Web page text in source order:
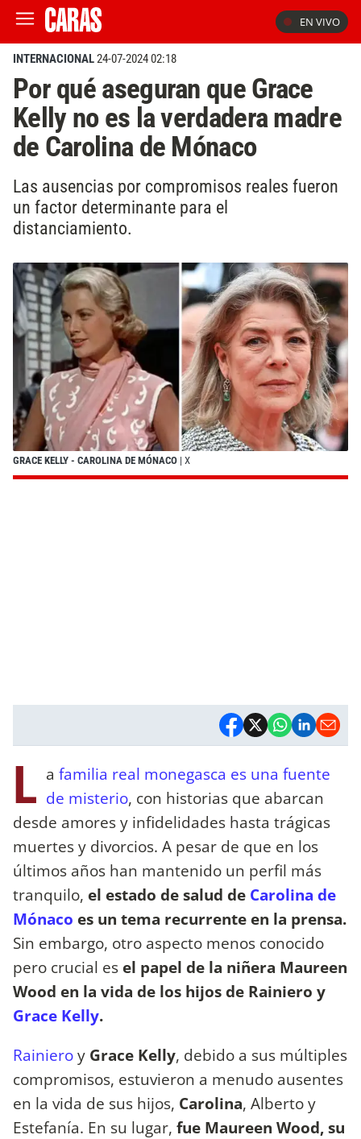
EN VIVO
INTERNACIONAL24-07-2024 02:18
Por qué aseguran que Grace
Kelly no es la verdadera madre
de Carolina de Mónaco
Las ausencias por compromisos reales fueron
un factor determinante para el
distanciamiento.
GRACE KELLY - CAROLINA DE MÓNACO | X
L a familia real monegasca es una fuente
de misterio, con historias que abarcan
desde amores y infidelidades hasta trágicas
muertes y divorcios. A pesar de que en los
últimos años han mantenido un perfil más
tranquilo, el estado de salud de Carolina de
Mónaco es un tema recurrente en la prensa.
Sin embargo, otro aspecto menos conocido
pero crucial es el papel de la niñera Maureen
Wood en la vida de los hijos de Rainiero y
Grace Kelly.
Rainieroy Grace Kelly, debido a sus múltiples
compromisos, estuvieron a menudo ausentes
en la vida de sus hijos, Carolina, Alberto y
Estefanía. En su lugar, fue Maureen Wood, su